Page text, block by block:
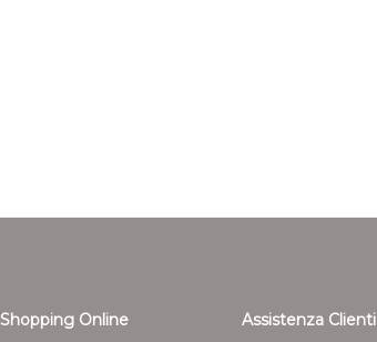
Shopping Online Assistenza Clienti